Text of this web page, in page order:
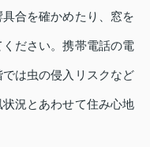
合を確かめたり、窓を
ださい。携帯電話の電
は虫の侵入リスクなど
況とあわせて住み心地